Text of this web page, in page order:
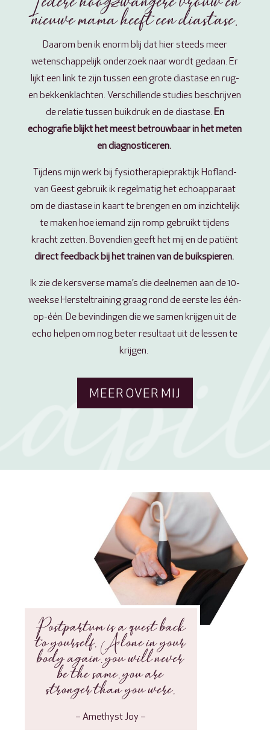
nieuwe mama heeft een diastase.
Daarom ben ik enorm blij dat hier steeds meer
wetenschappelijk onderzoek naar wordt gedaan. Er
lijkt een link te zijn tussen een grote diastase en rug-
en bekkenklachten. Verschillende studies beschrijven
de relatie tussen buikdruk en de diastase. En
echografie blijkt het meest betrouwbaar in het meten
en diagnosticeren.
Tijdens mijn werk bij fysiotherapiepraktijk Hofland-
van Geest gebruik ik regelmatig het echoapparaat
om de diastase in kaart te brengen en om inzichtelijk
te maken hoe iemand zijn romp gebruikt tijdens
kracht zetten. Bovendien geeft het mij en de patiënt
direct feedback bij het trainen van de buikspieren.
Ik zie de kersverse mama’s die deelnemen aan de 10-
weekse Hersteltraining graag rond de eerste les één-
op-één. De bevindingen die we samen krijgen uit de
echo helpen om nog beter resultaat uit de lessen te
krijgen.
MEER OVER MIJ
Postpartum is a quest back
to yourself. Alone in your
body again. you will never
be the same. you are
stronger than you were.
– Amethyst Joy –